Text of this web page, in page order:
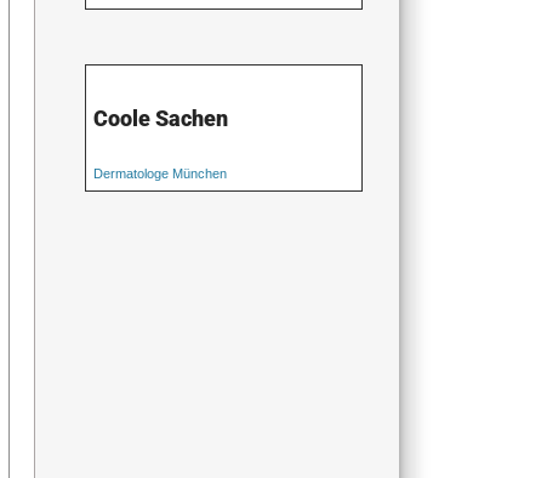
Coole Sachen
Dermatologe München